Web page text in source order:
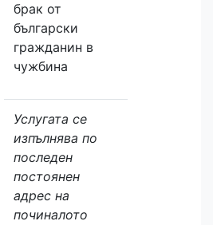
брак от
български
гражданин в
чужбина
Услугата се
изпълнява по
последен
постоянен
адрес на
починалото